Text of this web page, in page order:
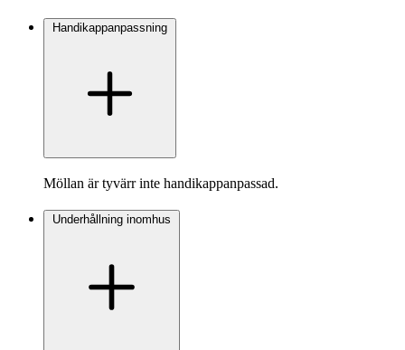
Handikappanpassning
Möllan är tyvärr inte handikappanpassad.
Underhållning inomhus